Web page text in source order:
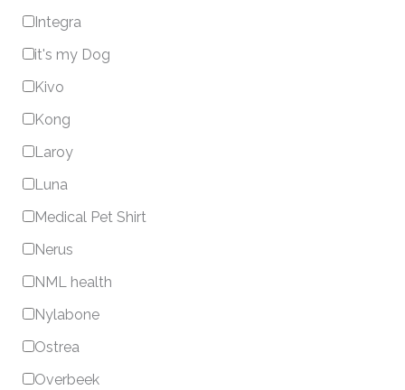
Integra
it's my Dog
Kivo
Kong
Laroy
Luna
Medical Pet Shirt
Nerus
NML health
Nylabone
Ostrea
Overbeek